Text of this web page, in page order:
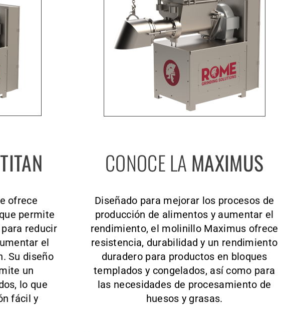
TITAN CONOCE LA MAXIMUS
ofrece
permite
reducir
el
Su diseño
un
lo que
fácil y
Diseñado para mejorar los procesos de
producción de alimentos y aumentar el
rendimiento, el molinillo Maximus ofrece
resistencia, durabilidad y un rendimiento
duradero para productos en bloques
templados y congelados, así como para
las necesidades de procesamiento de
huesos y grasas.